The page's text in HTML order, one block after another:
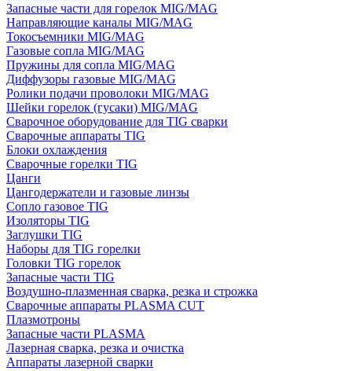
Запасные части для горелок MIG/MAG
Направляющие каналы MIG/MAG
Токосъемники MIG/MAG
Газовые сопла MIG/MAG
Пружины для сопла MIG/MAG
Диффузоры газовые MIG/MAG
Ролики подачи проволоки MIG/MAG
Шейки горелок (гусаки) MIG/MAG
Сварочное оборудование для TIG сварки
Сварочные аппараты TIG
Блоки охлаждения
Сварочные горелки TIG
Цанги
Цангодержатели и газовые линзы
Сопло газовое TIG
Изоляторы TIG
Заглушки TIG
Наборы для TIG горелки
Головки TIG горелок
Запасные части TIG
Воздушно-плазменная сварка, резка и строжка
Сварочные аппараты PLASMA CUT
Плазмотроны
Запасные части PLASMA
Лазерная сварка, резка и очистка
Аппараты лазерной сварки